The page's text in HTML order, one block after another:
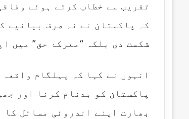
تقریب سے خطاب کرتے ہوئے
کہ پاکستان نے نہ صرف بیانیے
شکست دی بلکہ “معرکۂ حق” میں
انہوں نے کہا کہ پہلگام
پاکستان کو بدنام کرنا اور
بھارت اپنے اندرونی مسائل